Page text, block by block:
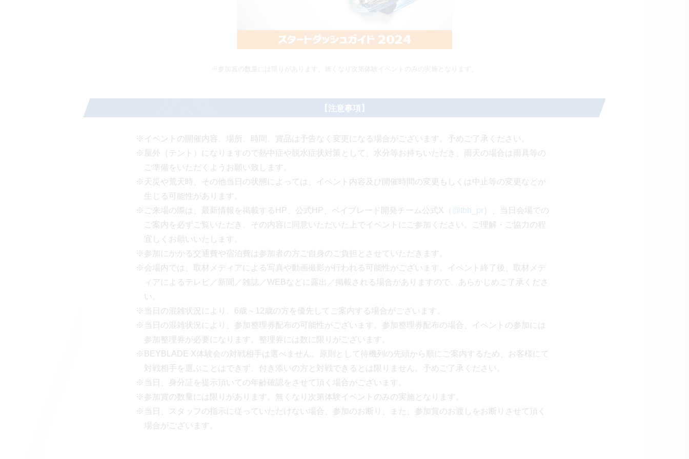
※参加賞の数量には限りがあります。無くなり次第体験イベントのみの実施となります。
【注意事項】
※イベントの開催内容、場所、時間、賞品は予告なく変更になる場合がございます。予めご了承ください。
※屋外（テント）になりますので熱中症や脱水症状対策として、水分等お持ちいただき、雨天の場合は雨具等の
ご準備をいただくようお願い致します。
※天災や荒天時、その他当日の状態によっては、イベント内容及び開催時間の変更もしくは中止等の変更などが
生じる可能性があります。
※ご来場の際は、最新情報を掲載するHP、公式HP、ベイブレード開発チーム公式X（ @tbh_pr ）、当日会場での
ご案内を必ずご覧いただき、その内容に同意いただいた上でイベントにご参加ください。ご理解・ご協力の程
宜しくお願いいたします。
※参加にかかる交通費や宿泊費は参加者の方ご自身のご負担とさせていただきます。
※会場内では、取材メディアによる写真や動画撮影が行われる可能性がございます。イベント終了後、取材メデ
ィアによるテレビ／新聞／雑誌／WEBなどに露出／掲載される場合がありますので、あらかじめご了承くださ
い。
※当日の混雑状況により、6歳～12歳の方を優先してご案内する場合がございます。
※当日の混雑状況により、参加整理券配布の可能性がございます。参加整理券配布の場合、イベントの参加には
参加整理券が必要になります。整理券には数に限りがございます。
※BEYBLADE X体験会の対戦相手は選べません。原則として待機列の先頭から順にご案内するため、お客様にて
対戦相手を選ぶことはできず、付き添いの方と対戦できるとは限りません。予めご了承ください。
※当日、身分証を提示頂いての年齢確認をさせて頂く場合がございます。
※参加賞の数量には限りがあります。無くなり次第体験イベントのみの実施となります。
※当日、スタッフの指示に従っていただけない場合、参加のお断り、また、参加賞のお渡しをお断りさせて頂く
場合がございます。